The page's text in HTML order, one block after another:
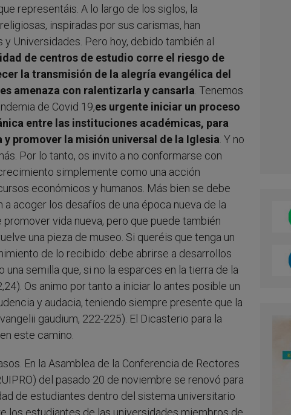
representáis. A lo largo de los siglos, la
inspiradas por sus carismas, han
Universidades. Pero hoy, debido también al
de centros de estudio corre el riesgo de
la transmisión de la alegría evangélica del
amenaza con ralentizarla y cansarla . Tenemos
de Covid 19,es urgente iniciar un proceso
entre las instituciones académicas, para
promover la misión universal de la Iglesia . Y no
Por lo tanto, os invito a no conformarse con
simplemente como una acción
económicos y humanos. Más bien se debe
acoger los desafíos de una época nueva de la
vida nueva, pero que puede también
una pieza de museo. Si queréis que tenga un
de lo recibido: debe abrirse a desarrollos
semilla que, si no la esparces en la tierra de la
Os animo por tanto a iniciar lo antes posible un
y audacia, teniendo siempre presente que la
gaudium, 222-225). El Dicasterio para la
este camino.
En la Asamblea de la Conferencia de Rectores
del pasado 20 de noviembre se renovó para
de estudiantes dentro del sistema universitario
los estudiantes de las universidades miembros de